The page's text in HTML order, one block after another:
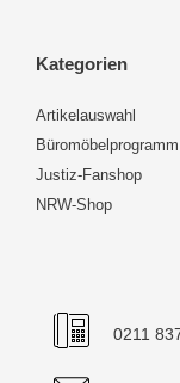
Kategorien
Artikelauswahl
Büromöbelprogramm
Justiz-Fanshop
NRW-Shop
0211